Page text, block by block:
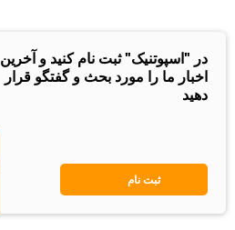
در "اسپوتنیک" ثبت نام کنید و آخرین
اخبار ما را مورد بحث و گفتگو قرار
دهید
ثبت نام